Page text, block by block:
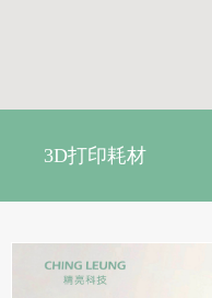
3D打印耗材